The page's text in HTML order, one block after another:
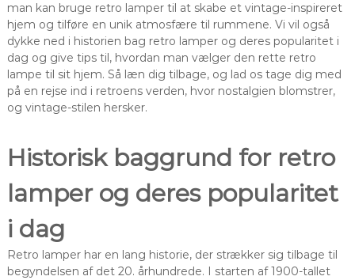
man kan bruge retro lamper til at skabe et vintage-inspireret
hjem og tilføre en unik atmosfære til rummene. Vi vil også
dykke ned i historien bag retro lamper og deres popularitet i
dag og give tips til, hvordan man vælger den rette retro
lampe til sit hjem. Så læn dig tilbage, og lad os tage dig med
på en rejse ind i retroens verden, hvor nostalgien blomstrer,
og vintage-stilen hersker.
Historisk baggrund for retro
lamper og deres popularitet
i dag
Retro lamper har en lang historie, der strækker sig tilbage til
begyndelsen af det 20. århundrede. I starten af 1900-tallet